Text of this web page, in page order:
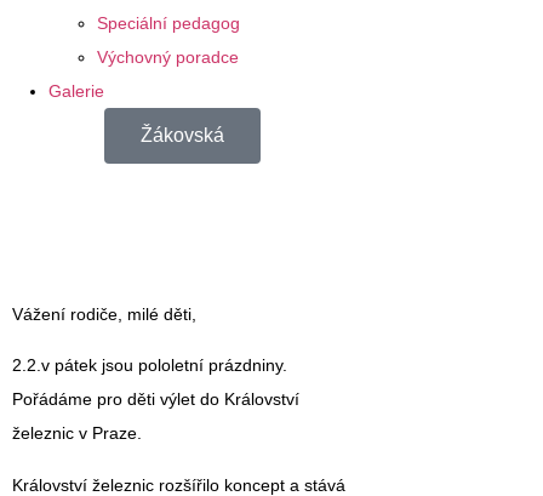
Speciální pedagog
Výchovný poradce
Galerie
Žákovská
Vážení rodiče, milé děti
2.2.v pátek jsou pololetní prázdniny.
Pořádáme pro děti výlet do Království
železnic v Praze.
Království železnic rozšířilo koncept a stává